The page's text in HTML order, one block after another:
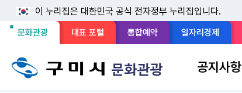
이 누리집은 대한민국 공식 전자정부 누리집입니다.
문화관광선
됨
대표 포털 통합예약 일자리경제
문화관광
뉴
구
공지사항